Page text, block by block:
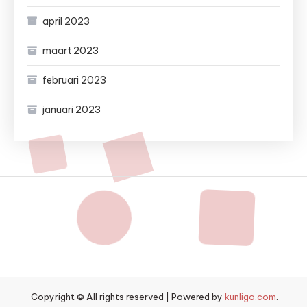
april 2023
maart 2023
februari 2023
januari 2023
Copyright © All rights reserved Powered by kunligo.com